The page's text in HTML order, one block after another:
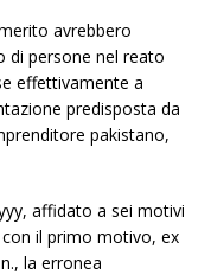
avrebbero
di persone nel reato
effettivamente a
predisposta da
pakistano,
affidato a sei motivi
il primo motivo, ex
la erronea